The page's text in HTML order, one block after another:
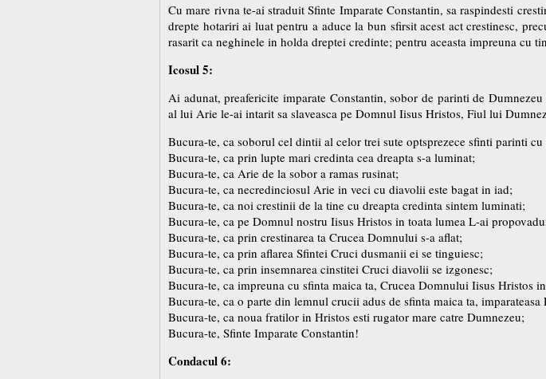
Cu mare rivna te-ai straduit Sfinte Imparate Constantin, sa raspindesti
drepte hotariri ai luat pentru a aduce la bun sfirsit acest act crestinesc,
rasarit ca neghinele in holda dreptei credinte; pentru aceasta impreuna cu
Icosul 5:
Ai adunat, preafericite imparate Constantin, sobor de parinti de
al lui Arie le-ai intarit sa slaveasca pe Domnul Iisus Hristos, Fiul lui
Bucura-te, ca soborul cel dintii al celor trei sute optsprezece sfinti parinti
Bucura-te, ca prin lupte mari credinta cea dreapta s-a luminat;
Bucura-te, ca Arie de la sobor a ramas rusinat;
Bucura-te, ca necredinciosul Arie in veci cu diavolii este bagat in iad;
Bucura-te, ca noi crestinii de la tine cu dreapta credinta sintem luminati;
Bucura-te, ca pe Domnul nostru Iisus Hristos in toata lumea L-ai
Bucura-te, ca prin crestinarea ta Crucea Domnului s-a aflat;
Bucura-te, ca prin aflarea Sfintei Cruci dusmanii ei se tinguiesc;
Bucura-te, ca prin insemnarea cinstitei Cruci diavolii se izgonesc;
Bucura-te, ca impreuna cu sfinta maica ta, Crucea Domnului Iisus Hristos
Bucura-te, ca o parte din lemnul crucii adus de sfinta maica ta,
Bucura-te, ca noua fratilor in Hristos esti rugator mare catre Dumnezeu;
Bucura-te, Sfinte Imparate Constantin!
Condacul 6: